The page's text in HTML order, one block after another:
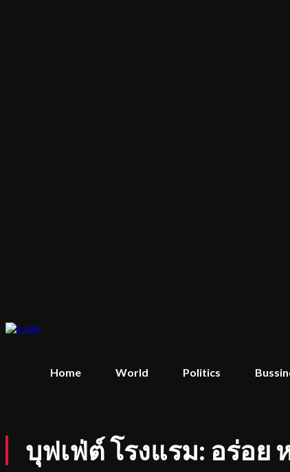
Home World Politics
บุฟเฟ่ต์ โรงแรม: อร่อย